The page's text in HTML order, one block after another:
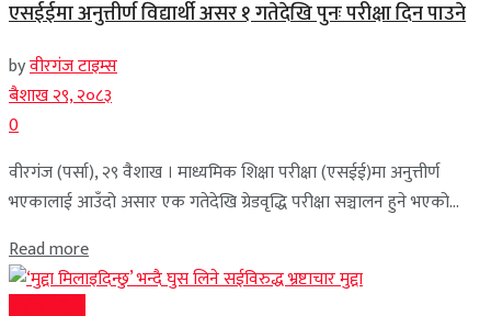
एसईईमा अनुत्तीर्ण विद्यार्थी असर १ गतेदेखि पुनः परीक्षा दिन पाउने
byवीरगंज टाइम्स
बैशाख २९, २०८३
0
वीरगंज (पर्सा), २९ वैशाख । माध्यमिक शिक्षा परीक्षा (एसईई)मा अनुत्तीर्ण
भएकालाई आउँदो असार एक गतेदेखि ग्रेडवृद्धि परीक्षा सञ्चालन हुने भएको...
Read more